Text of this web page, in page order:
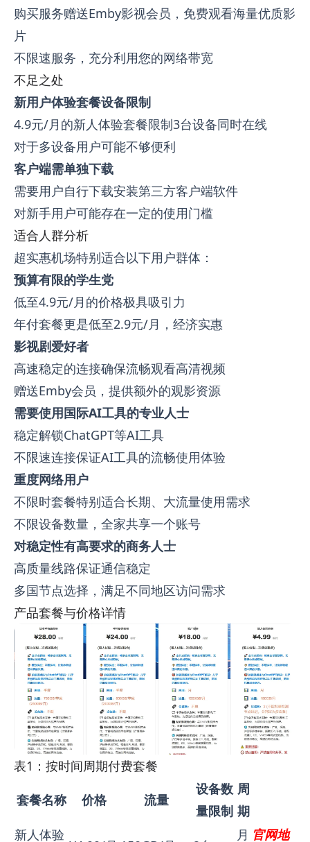
购买服务赠送Emby影视会员，免费观看海量优质影
片
不限速服务，充分利用您的网络带宽
不足之处
新用户体验套餐设备限制
4.9元/月的新人体验套餐限制3台设备同时在线
对于多设备用户可能不够便利
客户端需单独下载
需要用户自行下载安装第三方客户端软件
对新手用户可能存在一定的使用门槛
适合人群分析
超实惠机场特别适合以下用户群体：
预算有限的学生党
低至4.9元/月的价格极具吸引力
年付套餐更是低至2.9元/月，经济实惠
影视剧爱好者
高速稳定的连接确保流畅观看高清视频
赠送Emby会员，提供额外的观影资源
需要使用国际AI工具的专业人士
稳定解锁ChatGPT等AI工具
不限速连接保证AI工具的流畅使用体验
重度网络用户
不限时套餐特别适合长期、大流量使用需求
不限设备数量，全家共享一个账号
对稳定性有高要求的商务人士
高质量线路保证通信稳定
多国节点选择，满足不同地区访问需求
产品套餐与价格详情
表1：按时间周期付费套餐
套餐名称 价格 流量
设备数
量限制
周
期
新人体验
月 官网地